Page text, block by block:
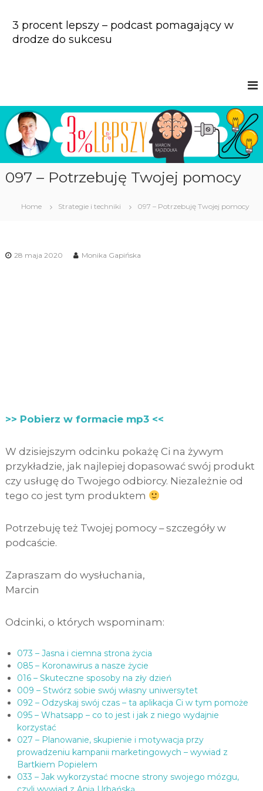
n
e
n
3 procent lepszy – podcast pomagający w
drodze do sukcesu
097 – Potrzebuję Twojej pomocy
Home Strategie i techniki 097 – Potrzebuję Twojej pomocy
28 maja 2020 Monika Gapińska
>> Pobierz w formacie mp3 <<
W dzisiejszym odcinku pokażę Ci na żywym
przykładzie, jak najlepiej dopasować swój produkt
czy usługę do Twojego odbiorcy. Niezależnie od
tego co jest tym produktem
Potrzebuję też Twojej pomocy – szczegóły w
podcaście.
Zapraszam do wysłuchania,
Marcin
Odcinki, o których wspominam:
073 – Jasna i ciemna strona życia
085 – Koronawirus a nasze życie
016 – Skuteczne sposoby na zły dzień
009 – Stwórz sobie swój własny uniwersytet
092 – Odzyskaj swój czas – ta aplikacja Ci w tym pomoże
095 – Whatsapp – co to jest i jak z niego wydajnie
korzystać
027 – Planowanie, skupienie i motywacja przy
prowadzeniu kampanii marketingowych – wywiad z
Bartkiem Popielem
033 – Jak wykorzystać mocne strony swojego mózgu,